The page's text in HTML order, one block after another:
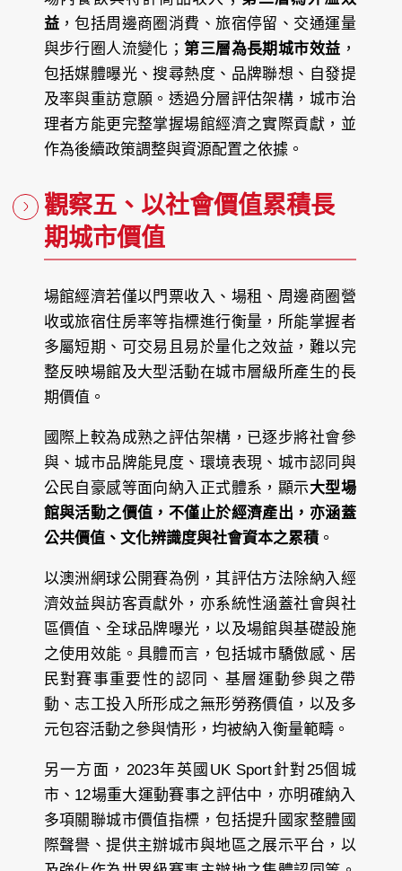
益，包括周邊商圈消費、旅宿停留、交通運量
與步行圈人流變化； 第三層為長期城市效益 ，
包括媒體曝光、搜尋熱度、品牌聯想、自發提
及率與重訪意願。透過分層評估架構，城市治
理者方能更完整掌握場館經濟之實際貢獻，並
作為後續政策調整與資源配置之依據。
觀察五、以社會價值累積長
期城市價值
場館經濟若僅以門票收入、場租、周邊商圈營
收或旅宿住房率等指標進行衡量，所能掌握者
多屬短期、可交易且易於量化之效益，難以完
整反映場館及大型活動在城市層級所產生的長
期價值。
國際上較為成熟之評估架構，已逐步將社會參
與、城市品牌能見度、環境表現、城市認同與
公民自豪感等面向納入正式體系，顯示大型場
館與活動之價值，不僅止於經濟產出，亦涵蓋
公共價值、文化辨識度與社會資本之累積。
以澳洲網球公開賽為例，其評估方法除納入經
濟效益與訪客貢獻外，亦系統性涵蓋社會與社
區價值、全球品牌曝光，以及場館與基礎設施
之使用效能。具體而言，包括城市驕傲感、居
民對賽事重要性的認同、基層運動參與之帶
動、志工投入所形成之無形勞務價值，以及多
元包容活動之參與情形，均被納入衡量範疇。
另一方面，2023年英國UK Sport針對25個城
市、12場重大運動賽事之評估中，亦明確納入
多項關聯城市價值指標，包括提升國家整體國
際聲譽、提供主辦城市與地區之展示平台，以